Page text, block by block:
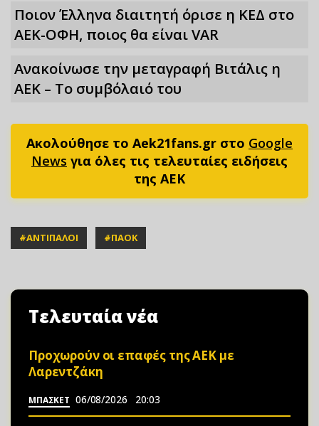
Ποιον Έλληνα διαιτητή όρισε η ΚΕΔ στο
ΑΕΚ-ΟΦΗ, ποιος θα είναι VAR
Ανακοίνωσε την μεταγραφή Βιτάλις η
ΑΕΚ – Το συμβόλαιό του
Ακολούθησε το Aek21fans.gr στο Google
News για όλες τις τελευταίες ειδήσεις
της ΑΕΚ
#ΑΝΤΙΠΑΛΟΙ #ΠΑΟΚ
Τελευταία νέα
Προχωρούν οι επαφές της ΑΕΚ με
Λαρεντζάκη
ΜΠΑΣΚΕΤ 06/08/2026 20:03